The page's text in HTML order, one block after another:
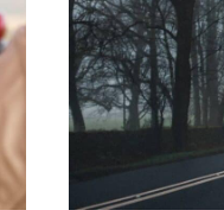
amb
moto
per
fer
Halloween